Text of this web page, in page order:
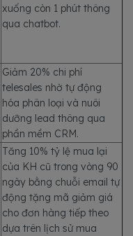
xuống còn 1 phút thông
qua chatbot.
Giảm 20% chi phí
telesales nhờ tự động
hóa phân loại và nuôi
dưỡng lead thông qua
phần mềm CRM.
Tăng 10% tỷ lệ mua lại
của KH cũ trong vòng 90
ngày bằng chuỗi email tự
động tặng mã giảm giá
cho đơn hàng tiếp theo
dựa trên lịch sử mua